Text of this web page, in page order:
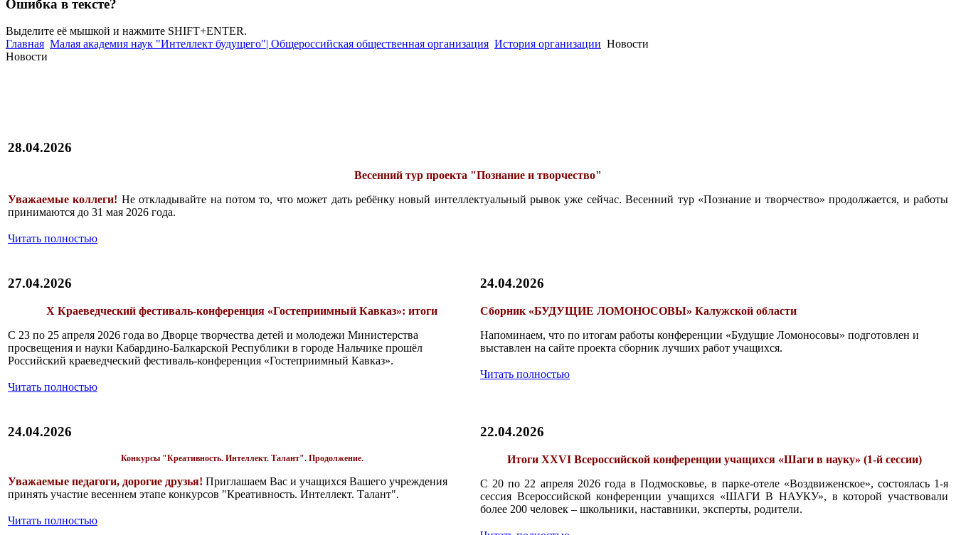
Ошибка в тексте?
Выделите её мышкой и нажмите SHIFT+ENTER.
Главная Малая академия наук "Интеллект будущего"| Общероссийская общественная организация История организации Новости
Новости
28.04.2026
Весенний тур проекта "Познание и творчество"
Уважаемые коллеги! Не откладывайте на потом то, что может дать ребёнку новый интеллектуальный рывок уже сейчас. Весенний тур «Познание и творчество» продолжается, и работы
принимаются до 31 мая 2026 года.
Читать полностью
27.04.2026
X Краеведческий фестиваль-конференция «Гостеприимный Кавказ»: итоги
С 23 по 25 апреля 2026 года во Дворце творчества детей и молодежи Министерства
просвещения и науки Кабардино-Балкарской Республики в городе Нальчике прошёл
Российский краеведческий фестиваль-конференция «Гостеприимный Кавказ».
Читать полностью
24.04.2026
Конкурсы "Креативность. Интеллект. Талант". Продолжение.
Уважаемые педагоги, дорогие друзья! Приглашаем Вас и учащихся Вашего учреждения
принять участие весеннем этапе конкурсов "Креативность. Интеллект. Талант".
Читать полностью
24.04.2026
Сборник «БУДУЩИЕ ЛОМОНОСОВЫ» Калужской области
Напоминаем, что по итогам работы конференции «Будущие Ломоносовы» подготовлен и
выставлен на сайте проекта сборник лучших работ учащихся.
Читать полностью
22.04.2026
Итоги XXVI Всероссийской конференции учащихся «Шаги в науку» (1-й сессии)
С 20 по 22 апреля 2026 года в Подмосковье, в парке-отеле «Воздвиженское», состоялась 1-я
сессия Всероссийской конференции учащихся «ШАГИ В НАУКУ», в которой участвовали
более 200 человек – школьники, наставники, эксперты, родители.